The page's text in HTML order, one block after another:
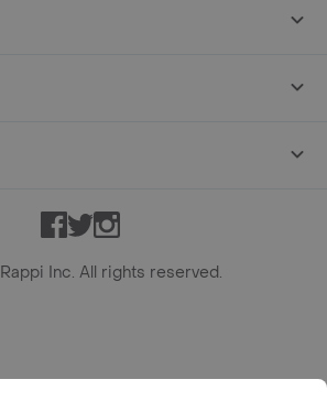
Facebook
TwitterInstagram
Rappi Inc. All rights reserved.